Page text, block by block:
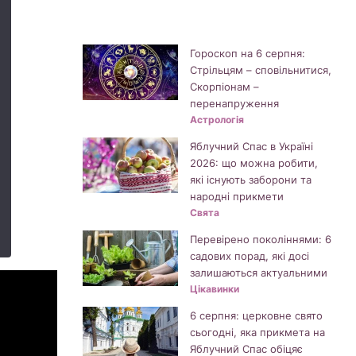
Гороскоп на 6 серпня:
Стрільцям – сповільнитися,
Скорпіонам –
перенапруження
Астрологія
Яблучний Спас в Україні
2026: що можна робити,
які існують заборони та
народні прикмети
Свята
Перевірено поколіннями: 6
садових порад, які досі
залишаються актуальними
Цікавинки
6 серпня: церковне свято
сьогодні, яка прикмета на
Яблучний Спас обіцяє